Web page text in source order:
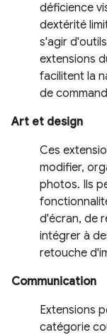
déficience
dextérité
s'agir
extensions
facilitent la
de
Art et design
Ces
modifier,
photos. Ils
d'écran, de
intégrer à
retouche
Communication
Extensions
catégorie